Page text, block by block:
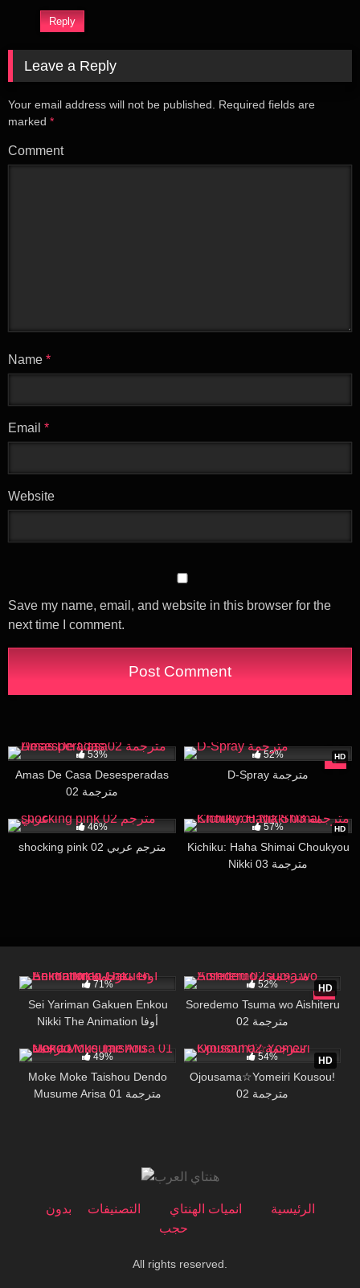
Reply
Leave a Reply
Your email address will not be published.
Required fields are
marked *
Comment
Name *
Email *
Website
Save my name, email, and website in this browser for the
next time I comment.
53%
Amas De Casa Desesperadas
02 مترجمة
HD
52%
D-Spray مترجمة
46%
shocking pink 02 مترجم عربي
HD
57%
Kichiku: Haha Shimai Choukyou
Nikki 03 مترجمة
71%
Sei Yariman Gakuen Enkou
Nikki The Animation أوفا
HD
52%
Soredemo Tsuma wo Aishiteru
02 مترجمة
49%
Moke Moke Taishou Dendo
Musume Arisa 01 مترجمة
HD
54%
Ojousama☆Yomeiri Kousou!
02 مترجمة
الرئيسية انميات الهنتاي التصنيفات
بدون
حجب
All rights reserved.